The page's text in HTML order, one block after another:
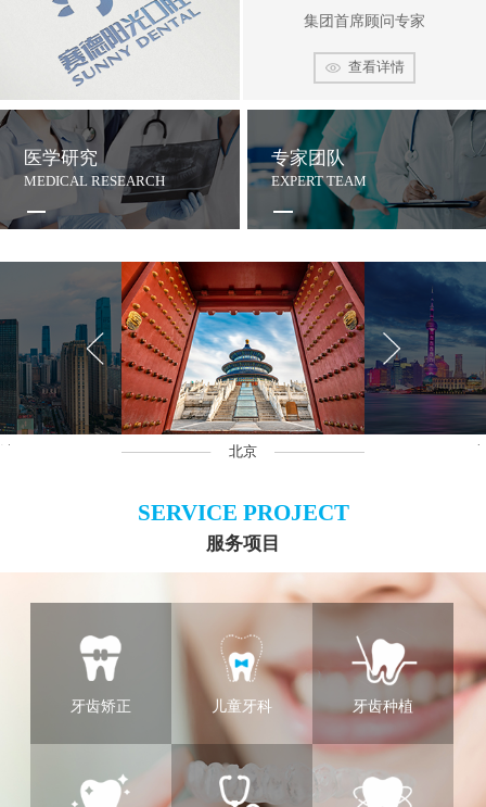
集团首席顾问专家
查看详情
医学研究
MEDICAL RESEARCH
专家团队
EXPERT TEAM
北京
SERVICE PROJECT
服务项目
牙齿矫正 儿童牙科 牙齿种植